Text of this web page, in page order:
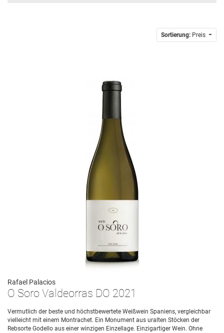
Sortierung: Preis
Rafael Palacios
O Soro Valdeorras DO 2021
Vermutlich der beste und höchstbewertete Weißwein Spaniens, vergleichbar
vielleicht mit einem Montrachet. Ein Monument aus uralten Stöcken der
Rebsorte Godello aus einer winzigen Einzellage. Einzigartiger Wein. Ohne